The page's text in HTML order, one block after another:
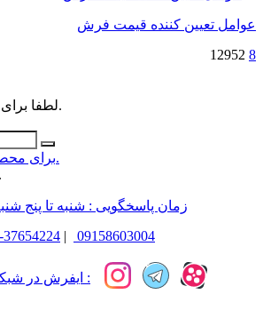
عوامل تعیین کننده قیمت فرش
8
12952
لطفاشوید.
برای محصولات بیشتر کلیک کنید.
هیچ محصولی پیدا نشد.
زمان پاسخگویی : شنبه تا پنج شنبه ، 9
37654224 | 09158603004
ایفرش در شبکه های اجتماعی :